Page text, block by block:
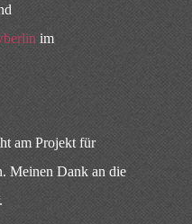
im
am Projekt für
Meinen Dank an die